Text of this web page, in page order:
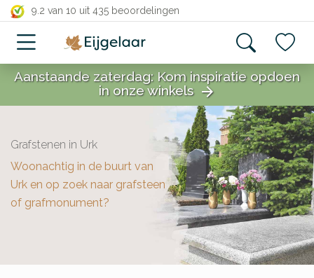
9.2 van 10 uit 435 beoordelingen
close
close
Aanstaande zaterdag: Kom inspiratie opdoen
in onze winkels arrow_forward
Grafstenen in Urk
Woonachtig in de buurt van
Urk en op zoek naar grafsteen
of grafmonument?